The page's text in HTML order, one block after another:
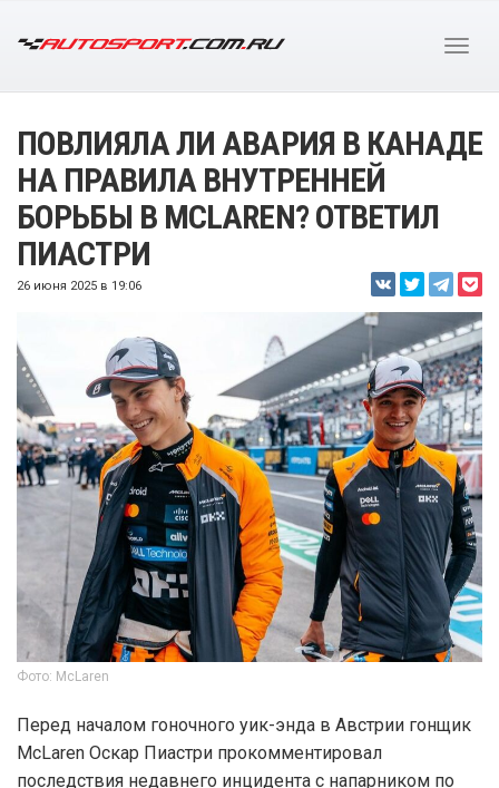
ПОВЛИЯЛА ЛИ АВАРИЯ В КАНАДЕ
НА ПРАВИЛА ВНУТРЕННЕЙ
БОРЬБЫ В MCLAREN? ОТВЕТИЛ
ПИАСТРИ
26 июня 2025 в 19:06
Фото: McLaren
Перед началом гоночного уик-энда в Австрии гонщик
McLaren Оскар Пиастри прокомментировал
последствия недавнего инцидента с напарником по